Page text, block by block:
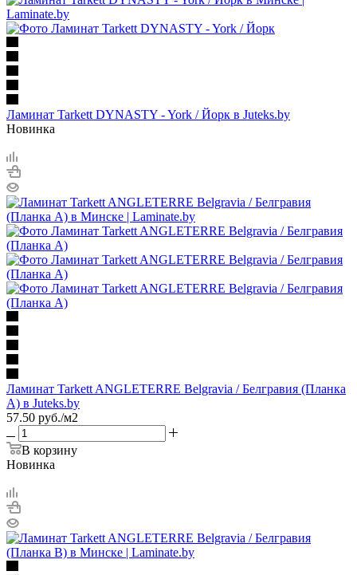
Ламинат Tarkett DYNASTY - York / Йорк в Juteks.by
Новинка
Ламинат Tarkett ANGLETERRE Belgravia / Белгравия (Планка
А) в Juteks.by
57.50 руб./м2
В корзину
Новинка